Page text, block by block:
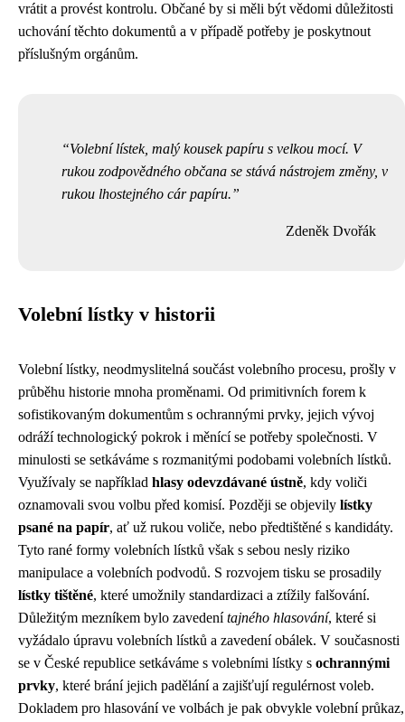
vrátit a provést kontrolu. Občané by si měli být vědomi důležitosti
uchování těchto dokumentů a v případě potřeby je poskytnout
příslušným orgánům.
Volební lístek, malý kousek papíru s velkou mocí. V
rukou zodpovědného občana se stává nástrojem změny, v
rukou lhostejného cár papíru.
Zdeněk Dvořák
Volební lístky v historii
Volební lístky, neodmyslitelná součást volebního procesu, prošly v
průběhu historie mnoha proměnami. Od primitivních forem k
sofistikovaným dokumentům s ochrannými prvky, jejich vývoj
odráží technologický pokrok i měnící se potřeby společnosti. V
minulosti se setkáváme s rozmanitými podobami volebních lístků.
Využívaly se například hlasy odevzdávané ústně, kdy voliči
oznamovali svou volbu před komisí. Později se objevily lístky
psané na papír, ať už rukou voliče, nebo předtištěné s kandidáty.
Tyto rané formy volebních lístků však s sebou nesly riziko
manipulace a volebních podvodů. S rozvojem tisku se prosadily
lístky tištěné, které umožnily standardizaci a ztížily falšování.
Důležitým mezníkem bylo zavedenítajného hlasování, které si
vyžádalo úpravu volebních lístků a zavedení obálek. V současnosti
se v České republice setkáváme s volebními lístky s ochrannými
prvky, které brání jejich padělání a zajišťují regulérnost voleb.
Dokladem pro hlasování ve volbách je pak obvykle volební průkaz,